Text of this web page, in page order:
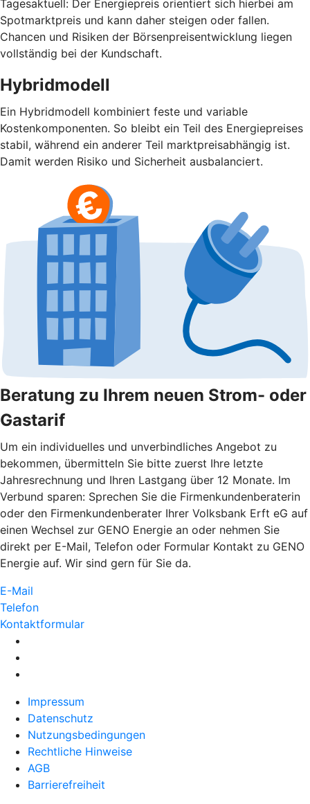
Tagesaktuell: Der Energiepreis orientiert sich hierbei am
Spotmarktpreis und kann daher steigen oder fallen.
Chancen und Risiken der Börsenpreisentwicklung liegen
vollständig bei der Kundschaft.
Hybridmodell
Ein Hybridmodell kombiniert feste und variable
Kostenkomponenten. So bleibt ein Teil des Energiepreises
stabil, während ein anderer Teil marktpreisabhängig ist.
Damit werden Risiko und Sicherheit ausbalanciert.
Beratung zu Ihrem neuen Strom- oder
Gastarif
Um ein individuelles und unverbindliches Angebot zu
bekommen, übermitteln Sie bitte zuerst Ihre letzte
Jahresrechnung und Ihren Lastgang über 12 Monate. Im
Verbund sparen: Sprechen Sie die Firmenkundenberaterin
oder den Firmenkundenberater Ihrer Volksbank Erft eG auf
einen Wechsel zur GENO Energie an oder nehmen Sie
direkt per E-Mail, Telefon oder Formular Kontakt zu GENO
Energie auf. Wir sind gern für Sie da.
E-Mail
Telefon
Kontaktformular
Impressum
Datenschutz
Nutzungsbedingungen
Rechtliche Hinweise
AGB
Barrierefreiheit